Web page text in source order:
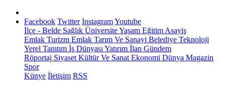
Facebook Twitter InstagramYoutube
İlçe - Belde Sağlık ÜniversiteYaşam Eğitim Asayiş
Emlak Turizm Emlak Tarım Ve Sanayi Belediye Teknoloji
Yerel Tanıtım İş Dünyası Yatırım İlan Gündem
Röportaj Siyaset Kültür Ve Sanat Ekonomi Dünya Magazin
Spor
Künye İletişim RSS